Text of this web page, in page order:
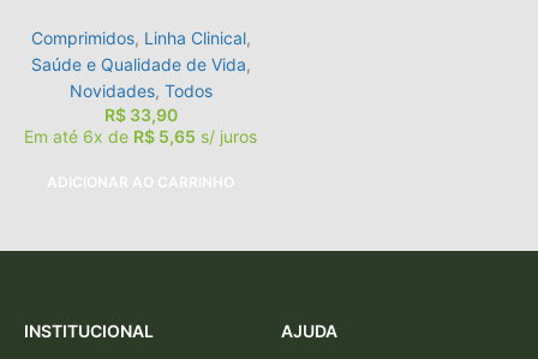
Comprimidos, Linha Clinical,
Saúde e Qualidade de Vida,
Novidades, Todos
R$33,90
Em até 6x de R$ 5,65 s/ juros
ADICIONAR AO CARRINHO
INSTITUCIONAL AJUDA